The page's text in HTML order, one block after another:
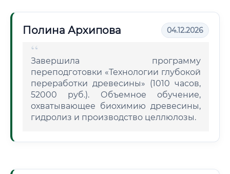
Полина Архипова 04.12.2026
Завершила программу
переподготовки «Технологии глубокой
переработки древесины» (1010 часов,
52000 руб.). Объемное обучение,
охватывающее биохимию древесины,
гидролиз и производство целлюлозы.